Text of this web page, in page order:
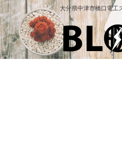
大分県中津市橋口電工